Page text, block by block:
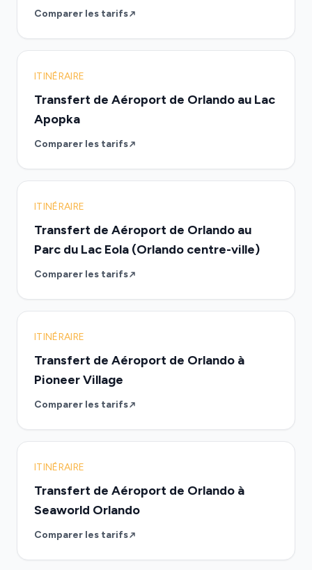
Comparer les tarifs
ITINÉRAIRE
Transfert de Aéroport de Orlando au Lac
Apopka
Comparer les tarifs
ITINÉRAIRE
Transfert de Aéroport de Orlando au
Parc du Lac Eola (Orlando centre-ville)
Comparer les tarifs
ITINÉRAIRE
Transfert de Aéroport de Orlando à
Pioneer Village
Comparer les tarifs
ITINÉRAIRE
Transfert de Aéroport de Orlando à
Seaworld Orlando
Comparer les tarifs